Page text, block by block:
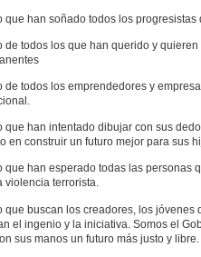
que han soñado todos los progresistas
de todos los que han querido y
de todos los emprendedores y
que han intentado dibujar con sus
en construir un futuro mejor para sus
que han esperado todas las personas
violencia terrorista.
que buscan los creadores, los jóvenes
el ingenio y la iniciativa. Somos el
sus manos un futuro más justo y libre.